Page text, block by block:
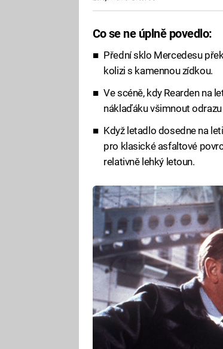
Co se ne úplně povedlo:
Přední sklo Mercedesu
kolizi s kamennou zídkou.
Ve scéně, kdy Rearden na
náklaďáku všimnout
Když letadlo dosedne na
pro klasické asfaltové
relativně lehký letoun.